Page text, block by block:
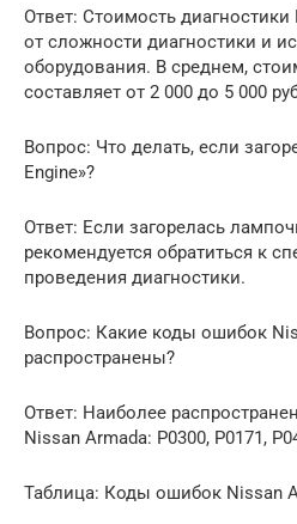
Ответ: Стоимость
от сложности диагностики и
оборудования. В среднем,
составляет от 2 000 до 5 000
Вопрос: Что делать, если
Engine»?
Ответ: Если загорелась
рекомендуется обратиться к
проведения диагностики.
Вопрос: Какие коды ошибок
распространены?
Ответ: Наиболее
Nissan Armada: P0300, P0171,
Таблица: Коды ошибок Nissan